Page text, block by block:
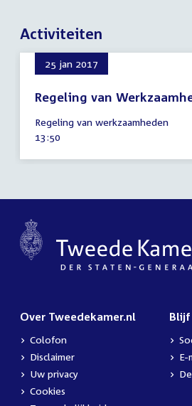
Activiteiten
25 jan 2017
Regeling van
januari
2017
Regeling van werkzaamheden
Tijd
13:50
Over Tweedekamer.nl
Colofon
Disclaimer
Uw privacy
Cookies
E-